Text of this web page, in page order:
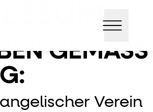
GEMÄSS §
Verein